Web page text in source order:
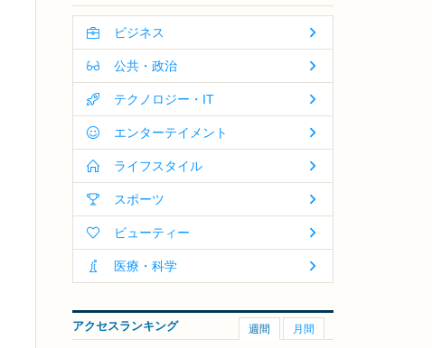
ビジネス
公共・政治
テクノロジー・IT
エンターテイメント
ライフスタイル
スポーツ
ビューティー
医療・科学
アクセスランキング 週間 月間